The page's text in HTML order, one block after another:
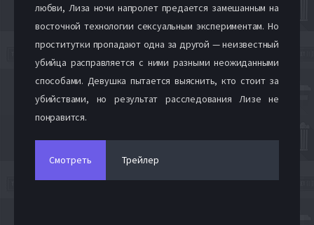
любви, Лиза ночи напролет предается замешанным на
восточной технологии сексуальным экспериментам. Но
проститутки пропадают одна за другой — неизвестный
убийца расправляется с ними разными неожиданными
способами. Девушка пытается выяснить, кто стоит за
убийствами, но результат расследования Лизе не
понравится.
Смотреть Трейлер